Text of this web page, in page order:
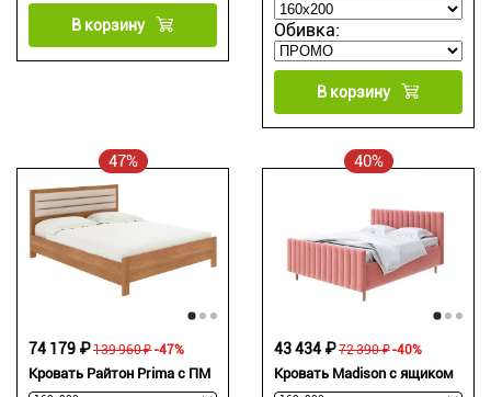
В корзину
Обивка:
В корзину
47%
Кровать Райтон Prima с ПМ
139 960 ₽
74 179 ₽ -47%
40%
Кровать Madison с ящиком
72 390 ₽
43 434 ₽ -40%